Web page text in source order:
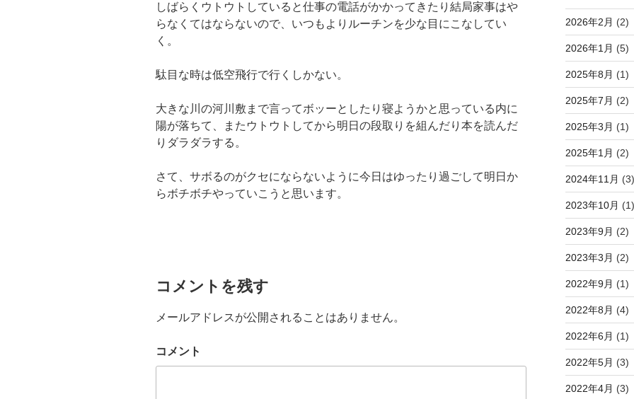
しばらくウトウトしていると仕事の電話がかかってきたり結局家事はや
らなくてはならないので、いつもよりルーチンを少な目にこなしてい
く。
駄目な時は低空飛行で行くしかない。
大きな川の河川敷まで言ってボッーとしたり寝ようかと思っている内に
陽が落ちて、またウトウトしてから明日の段取りを組んだり本を読んだ
りダラダラする。
さて、サボるのがクセにならないように今日はゆったり過ごして明日か
らボチボチやっていこうと思います。
コメントを残す
メールアドレスが公開されることはありません。
コメント
2026年2月 (2)
2026年1月 (5)
2025年8月 (1)
2025年7月 (2)
2025年3月 (1)
2025年1月 (2)
2024年11月 (3)
2023年10月 (1)
2023年9月 (2)
2023年3月 (2)
2022年9月 (1)
2022年8月 (4)
2022年6月 (1)
2022年5月 (3)
2022年4月 (3)